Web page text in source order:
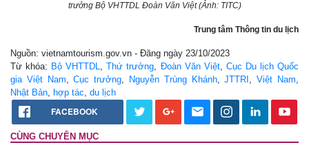
trưởng Bộ VHTTDL Đoàn Văn Việt (Ảnh: TITC)
Trung tâm Thông tin du lịch
Nguồn: vietnamtourism.gov.vn - Đăng ngày 23/10/2023
Từ khóa: Bộ VHTTDL,Thứ trưởng, Đoàn Văn Việt, Cục Du lịch Quốc
gia Việt Nam,Cục trưởng, Nguyễn Trùng Khánh,JTTRI ,Việt Nam,
Nhật Bản, hợp tác, du lịch
FACEBOOK
CÙNG CHUYÊN MỤC